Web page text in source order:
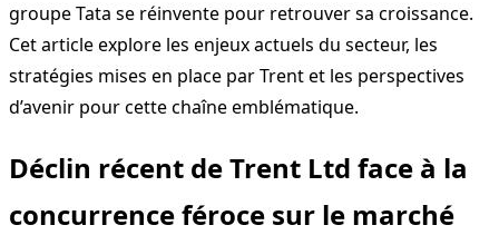
groupe Tata se réinvente pour retrouver sa croissance.
Cet article explore les enjeux actuels du secteur, les
stratégies mises en place par Trent et les perspectives
d’avenir pour cette chaîne emblématique.
Déclin récent de Trent Ltd face à la
concurrence féroce sur le marché